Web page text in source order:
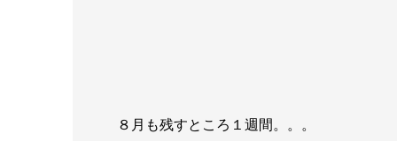
８月も残すところ１週間。。。